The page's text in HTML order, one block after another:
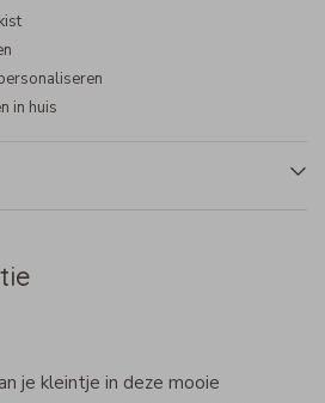
in huis
je kleintje in deze mooie